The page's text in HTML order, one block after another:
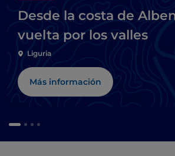
Desde la costa de
vuelta por los valles
Liguria
Más información